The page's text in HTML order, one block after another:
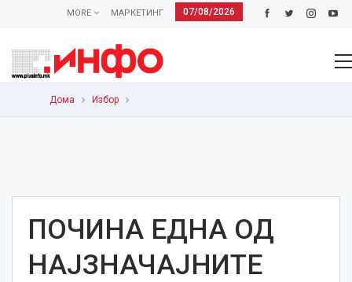
07/08/2026
МАРКЕТИНГ
MORE
Дома Избор
ПОЧИНА ЕДНА ОД
НАЈЗНАЧАЈНИТЕ